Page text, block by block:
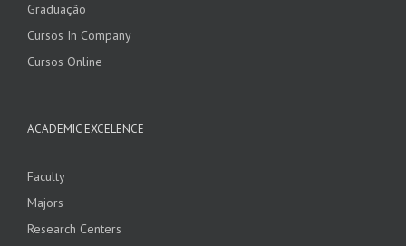
Graduação
Cursos In Company
Cursos Online
ACADEMIC EXCELENCE
Faculty
Majors
Research Centers